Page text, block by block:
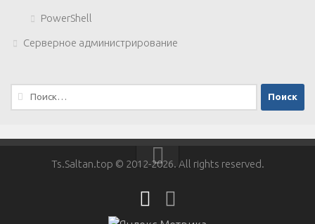
PowerShell
Серверное администрирование
Найти:
Ts.Saltan.top © 2012-2026. All rights reserved.